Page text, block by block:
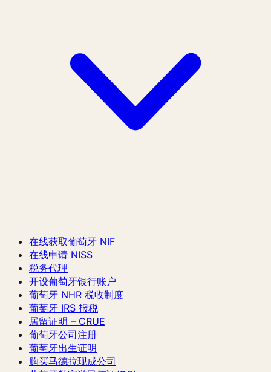
在线获取葡萄牙 NIF
在线申请 NISS
税务代理
开设葡萄牙银行账户
葡萄牙 NHR 税收制度
葡萄牙 IRS 报税
居留证明 – CRUE
葡萄牙公司注册
葡萄牙出生证明
购买马德拉现成公司